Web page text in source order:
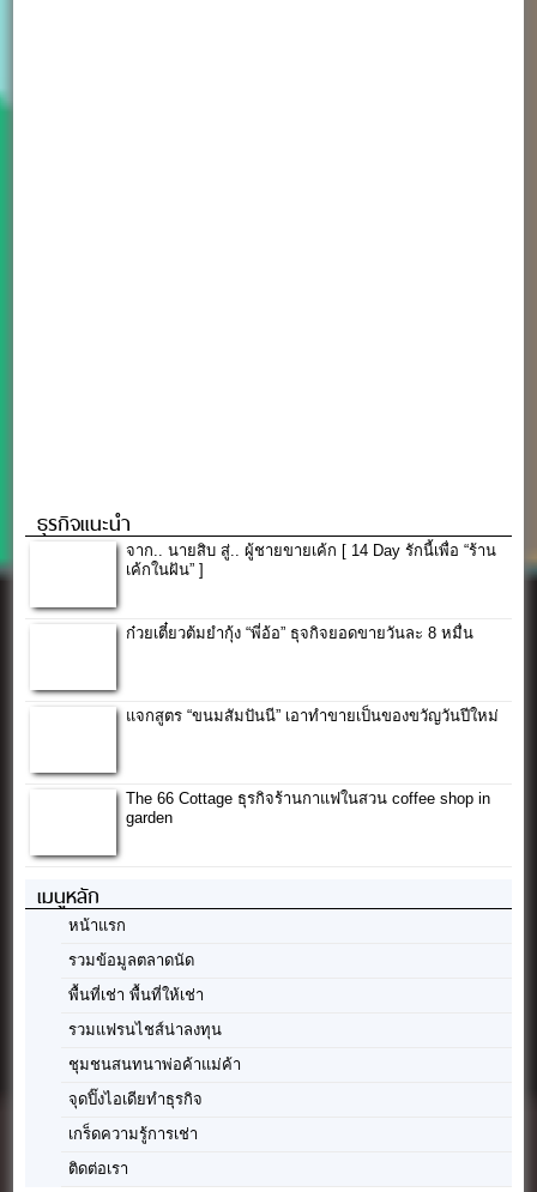
ธุรกิจแนะนำ
จาก.. นายสิบ สู่.. ผู้ชายขายเค้ก [ 14 Day รักนี้เพื่อ “ร้าน
เค้กในฝัน” ]
ก๋วยเตี๋ยวต้มยำกุ้ง “พี่อ้อ” ธุจกิจยอดขายวันละ 8 หมื่น
แจกสูตร “ขนมสัมปันนี” เอาทำขายเป็นของขวัญวันปีใหม่
The 66 Cottage ธุรกิจร้านกาแฟในสวน coffee shop in
garden
เมนูหลัก
หน้าแรก
รวมข้อมูลตลาดนัด
พื้นที่เช่า พื้นที่ให้เช่า
รวมแฟรนไชส์น่าลงทุน
ชุมชนสนทนาพ่อค้าแม่ค้า
จุดปิ๊งไอเดียทำธุรกิจ
เกร็ดความรู้การเช่า
ติดต่อเรา